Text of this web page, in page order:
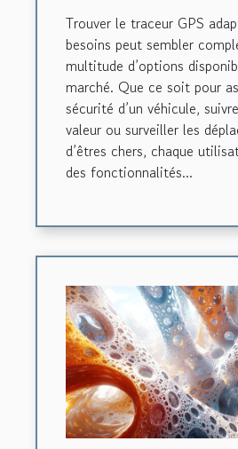
Trouver le traceur GPS
besoins peut sembler
multitude d’options
marché. Que ce soit pour
sécurité d’un véhicule,
valeur ou surveiller les
d’êtres chers, chaque
des fonctionnalités...